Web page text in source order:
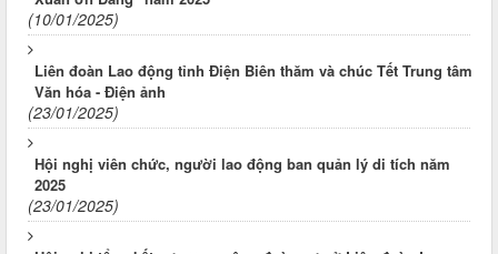
(10/01/2025)
Liên đoàn Lao động tỉnh Điện Biên thăm và chúc Tết Trung tâm
Văn hóa - Điện ảnh
(23/01/2025)
Hội nghị viên chức, người lao động ban quản lý di tích năm
2025
(23/01/2025)